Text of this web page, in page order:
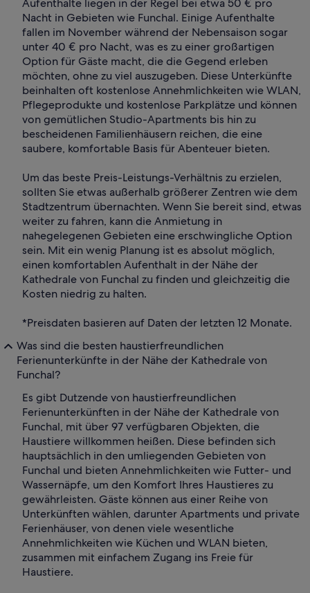
Aufenthalte liegen in der Regel bei etwa 50 € pro
Nacht in Gebieten wie Funchal. Einige Aufenthalte
fallen im November während der Nebensaison sogar
unter 40 € pro Nacht, was es zu einer großartigen
Option für Gäste macht, die die Gegend erleben
möchten, ohne zu viel auszugeben. Diese Unterkünfte
beinhalten oft kostenlose Annehmlichkeiten wie WLAN,
Pflegeprodukte und kostenlose Parkplätze und können
von gemütlichen Studio-Apartments bis hin zu
bescheidenen Familienhäusern reichen, die eine
saubere, komfortable Basis für Abenteuer bieten.
Um das beste Preis-Leistungs-Verhältnis zu erzielen,
sollten Sie etwas außerhalb größerer Zentren wie dem
Stadtzentrum übernachten. Wenn Sie bereit sind, etwas
weiter zu fahren, kann die Anmietung in
nahegelegenen Gebieten eine erschwingliche Option
sein. Mit ein wenig Planung ist es absolut möglich,
einen komfortablen Aufenthalt in der Nähe der
Kathedrale von Funchal zu finden und gleichzeitig die
Kosten niedrig zu halten.
*Preisdaten basieren auf Daten der letzten 12 Monate.
Was sind die besten haustierfreundlichen
Ferienunterkünfte in der Nähe der Kathedrale von
Funchal?
Es gibt Dutzende von haustierfreundlichen
Ferienunterkünften in der Nähe der Kathedrale von
Funchal, mit über 97 verfügbaren Objekten, die
Haustiere willkommen heißen. Diese befinden sich
hauptsächlich in den umliegenden Gebieten von
Funchal und bieten Annehmlichkeiten wie Futter- und
Wassernäpfe, um den Komfort Ihres Haustieres zu
gewährleisten. Gäste können aus einer Reihe von
Unterkünften wählen, darunter Apartments und private
Ferienhäuser, von denen viele wesentliche
Annehmlichkeiten wie Küchen und WLAN bieten,
zusammen mit einfachem Zugang ins Freie für
Haustiere.